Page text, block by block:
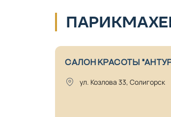
САЛОН КРАСОТЫ
ул. Козлова 33, Солигорск